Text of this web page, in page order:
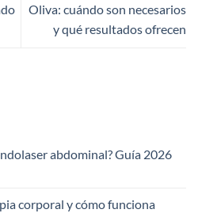
Oliva: cuándo son necesarios
y qué resultados ofrecen
abdominal? Guía 2026
cuesta
el
corporal y cómo funciona